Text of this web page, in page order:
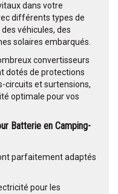
dans votre
différents types de
véhicules, des
solaires embarqués.
convertisseurs
dotés de protections
circuits et surtensions,
optimale pour vos
Batterie en Camping-
parfaitement adaptés
pour les